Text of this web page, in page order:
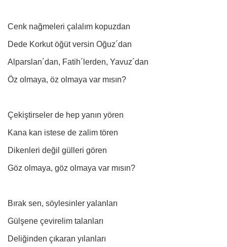
Cenk nağmeleri çalalım kopuzdan
Dede Korkut öğüt versin Oğuz´dan
Alparslan´dan, Fatih´lerden, Yavuz´dan
Öz olmaya, öz olmaya var mısın?
Çekiştirseler de hep yanın yören
Kana kan istese de zalim tören
Dikenleri değil gülleri gören
Göz olmaya, göz olmaya var mısın?
Bırak sen, söylesinler yalanları
Gülşene çevirelim talanları
Deliğinden çıkaran yılanları